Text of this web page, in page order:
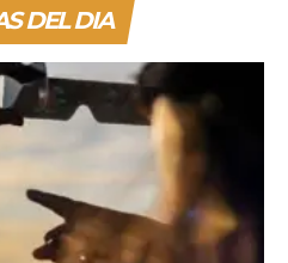
DEL DIA